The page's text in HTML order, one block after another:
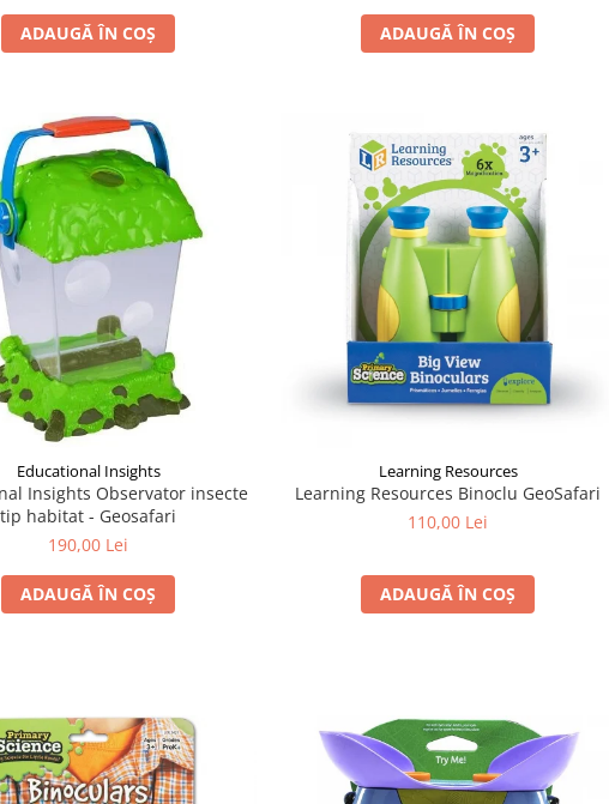
ADAUGĂ ÎN COȘ ADAUGĂ ÎN COȘ
Educational Insights
Insights Observator insecte
tip habitat - Geosafari
190,00 Lei
ADAUGĂ ÎN COȘ
Learning Resources
Learning Resources Binoclu GeoSafari
110,00 Lei
ADAUGĂ ÎN COȘ